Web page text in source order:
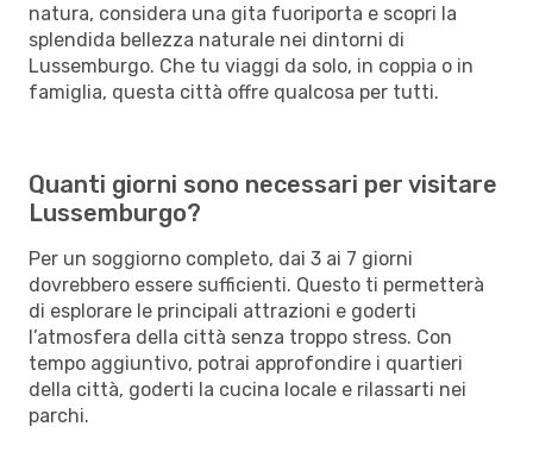
natura, considera una gita fuoriporta e scopri la
splendida bellezza naturale nei dintorni di
Lussemburgo. Che tu viaggi da solo, in coppia o in
famiglia, questa città offre qualcosa per tutti.
Quanti giorni sono necessari per visitare
Lussemburgo?
Per un soggiorno completo, dai 3 ai 7 giorni
dovrebbero essere sufficienti. Questo ti permetterà
di esplorare le principali attrazioni e goderti
l’atmosfera della città senza troppo stress. Con
tempo aggiuntivo, potrai approfondire i quartieri
della città, goderti la cucina locale e rilassarti nei
parchi.